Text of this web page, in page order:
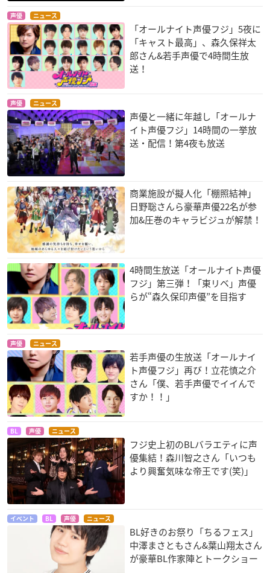
声優 ニュース
「オールナイト声優フジ」5夜に
「キャスト最高」、森久保祥太
郎さん&若手声優で4時間生放
送！
声優 ニュース
声優と一緒に年越し「オールナ
イト声優フジ」14時間の一挙放
送・配信！第4夜も放送
商業施設が擬人化「棚照結神」
日野聡さんら豪華声優22名が参
加&圧巻のキャラビジュが解禁！
4時間生放送「オールナイト声優
フジ」第三弾！「東リベ」声優
らが“森久保印声優”を目指す
声優 ニュース
若手声優の生放送「オールナイ
ト声優フジ」再び！立花慎之介
さん「僕、若手声優でイイんで
すか！！」
BL 声優 ニュース
フジ史上初のBLバラエティに声
優集結！森川智之さん「いつも
より興奮気味な帝王です(笑)」
イベント BL 声優 ニュース
BL好きのお祭り「ちるフェス」
中澤まさともさん&葉山翔太さん
が豪華BL作家陣とトークショー